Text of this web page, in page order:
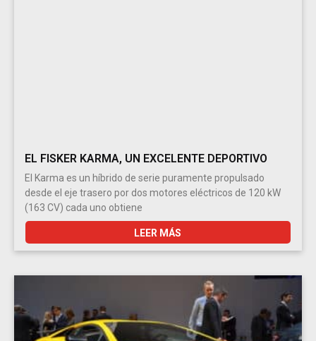
EL FISKER KARMA, UN EXCELENTE DEPORTIVO
El Karma es un híbrido de serie puramente propulsado
desde el eje trasero por dos motores eléctricos de 120 kW
(163 CV) cada uno obtiene
LEER MÁS